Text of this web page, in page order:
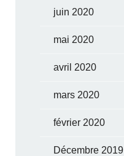
juin 2020
mai 2020
avril 2020
mars 2020
février 2020
Décembre 2019